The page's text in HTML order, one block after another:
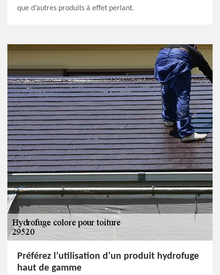
que d’autres produits à effet perlant.
Préférez l’utilisation d’un produit hydrofuge
haut de gamme